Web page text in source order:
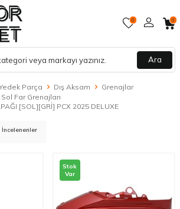
Ara
0 0
Parça Dış Aksam
Grenajlar
Sol Far Grenajları
[SOL][GRİ] PCX 2025 DELUXE
İncelenenler
Stok
Var